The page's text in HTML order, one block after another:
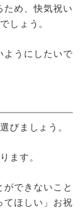
め、快気祝い
しょう。
ようにしたいで
びましょう。
ます。
できないこと
てほしい」お祝